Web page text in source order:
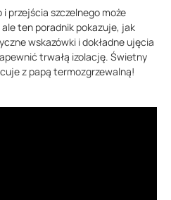
przejścia szczelnego może
ten poradnik pokazuje, jak
wskazówki i dokładne ujęcia
trwałą izolację. Świetny
z papą termozgrzewalną!